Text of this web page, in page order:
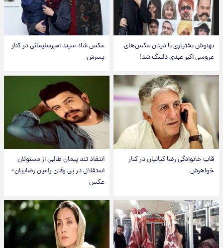
بهنوش بختیاری با دیدن عکس‌های
عروسی اکبر عبدی دلتنگ شد!
عکس شاد سپند امیرسلیمانی در کنار
پسرش
قاب خانوادگی رضا کیانیان در کنار
خواهرش
انتقاد تند پیمان طالبی از مسئولان
استقلال در پی رفتن رامین رضاییان+
عکس